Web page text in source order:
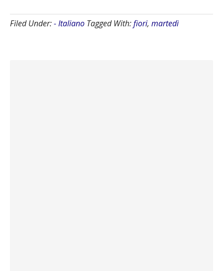
Filed Under:- Italiano Tagged With:fiori, martedì